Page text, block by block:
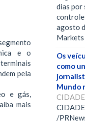
e o
pela
e gás,
mais
dias por
agosto
Os
como
Mundo
/